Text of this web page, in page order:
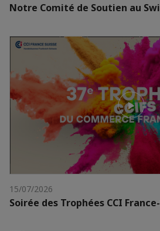
Notre Comité de Soutien au
15/07/2026
Soirée des Trophées CCI